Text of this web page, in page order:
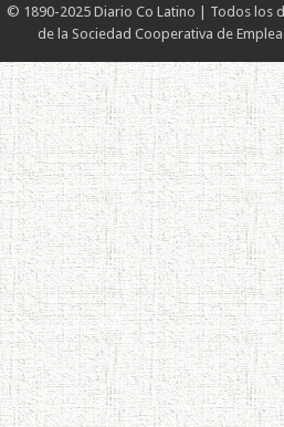
© 1890-2025 Diario Co Latino | Todos los
de la Sociedad Cooperativa de